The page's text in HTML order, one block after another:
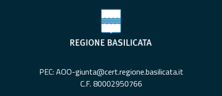
PEC: AOO-giunta@cert.regione.basilicata.it
C.F. 80002950766